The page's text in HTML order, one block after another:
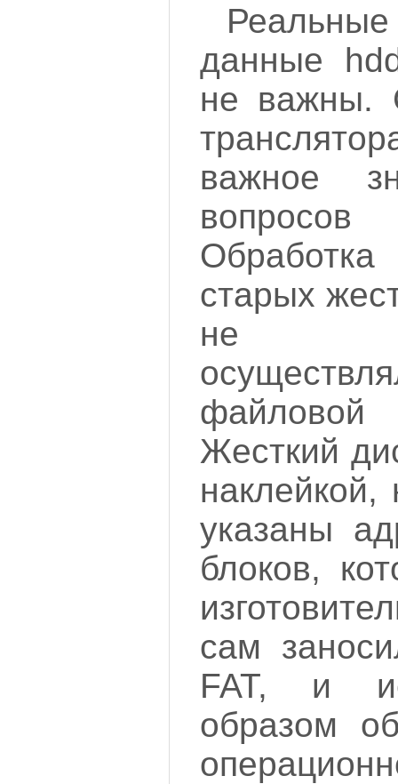
данные
не важны.
важное
старых
не
Жесткий
указаны
блоков,
сам
FAT, и
образом